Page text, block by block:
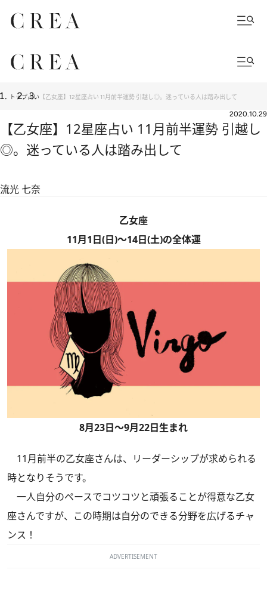
トップ占い 【乙女座】12星座占い 11月前半運勢 引越し◎。迷っている人は踏み出して
2020.10.29
【乙女座】12星座占い 11月前半運勢 引越し
◎。迷っている人は踏み出して
流光 七奈
乙女座
11月1日(日)～14日(土)の全体運
8月23日～9月22日生まれ
11月前半の乙女座さんは、リーダーシップが求められる
時となりそうです。
一人自分のペースでコツコツと頑張ることが得意な乙女
座さんですが、この時期は自分のできる分野を広げるチャ
ンス！
ADVERTISEMENT